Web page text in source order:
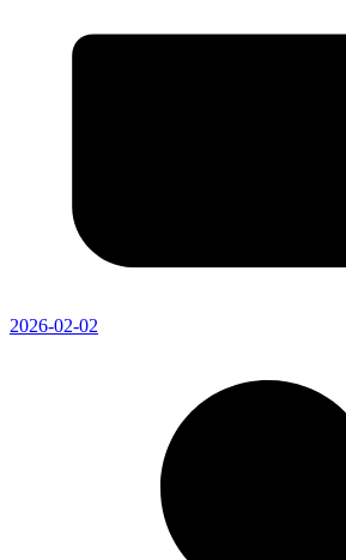
2026-02-02